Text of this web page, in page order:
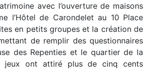
avec l’ouverture de maisons
l’Hôtel de Carondelet au 10 Place
en petits groupes et la création de
de remplir des questionnaires
des Repenties et le quartier de la
jeux ont attiré plus de cinq cents